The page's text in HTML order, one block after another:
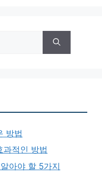
방법
과적인 방법
아야 할 5가지